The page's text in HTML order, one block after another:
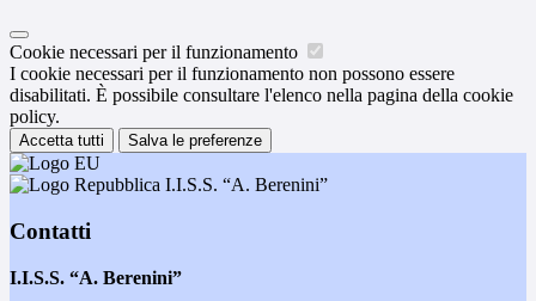
Cookie necessari per il funzionamento
I cookie necessari per il funzionamento non possono essere
disabilitati. È possibile consultare l'elenco nella pagina della cookie
policy.
Accetta tutti Salva le preferenze
I.I.S.S. “A. Berenini”
Contatti
I.I.S.S. “A. Berenini”